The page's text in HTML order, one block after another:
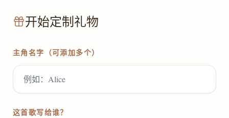
开始定制礼物
主角名字（可添加多个）
这首歌写给谁？